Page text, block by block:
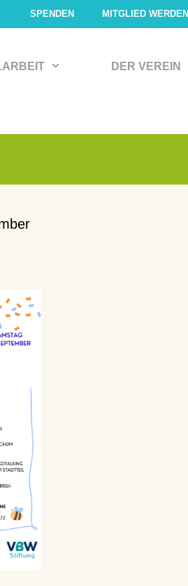
SPENDEN MITGLIED WERDEN
DER VEREIN